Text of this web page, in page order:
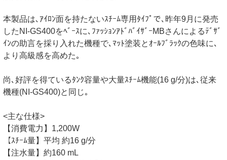
本製品は､ｱｲﾛﾝ面を持たないｽﾁｰﾑ専用ﾀｲﾌﾟで､昨年9月に発売
したNI-GS400をﾍﾞｰｽに､ﾌｧｯｼｮﾝｱﾄﾞﾊﾞｲｻﾞｰMBさんによるﾃﾞｻﾞ
ｲﾝの助言を採り入れた機種で､ﾏｯﾄ塗装とｵｰﾙﾌﾞﾗｯｸの色味に､
より高級感を高めた｡
尚､好評を得ているﾀﾝｸ容量や大量ｽﾁｰﾑ機能(16 g/分)は､従来
機種(NI-GS400)と同じ｡
<主な仕様>
【消費電力】1,200W
【ｽﾁｰﾑ量】平均 約16 g/分
【注水量】約160 mL